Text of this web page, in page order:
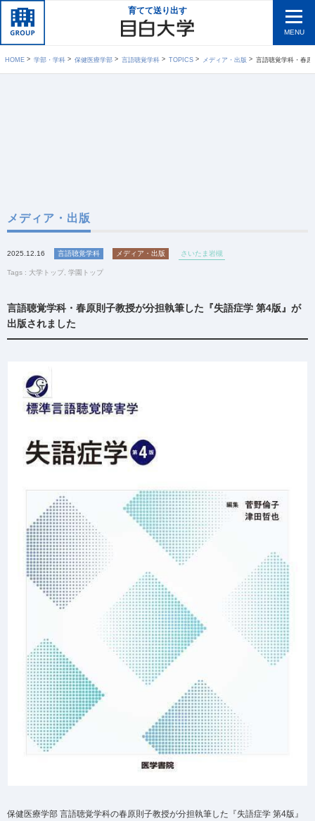
育てて送り出す
MENU
HOME 学部・学科 保健医療学部 言語聴覚学科 TOPICS メディア・出版 言語聴覚学科・春原則
メディア・出版
2025.12.16 言語聴覚学科 メディア・出版 さいたま岩槻
Tags : 大学トップ 学園トップ
言語聴覚学科・春原則子教授が分担執筆した『失語症学 第4版』が
出版されました
保健医療学部 言語聴覚学科の春原則子教授が分担執筆した『失語症学 第4版』